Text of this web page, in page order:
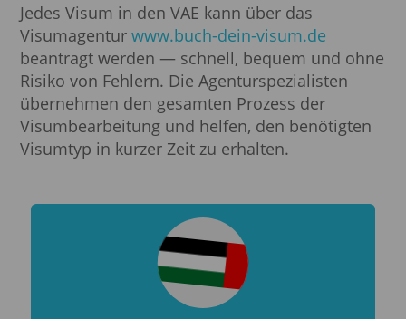
Jedes Visum in den VAE kann über das
Visumagentur www.buch-dein-visum.de
beantragt werden — schnell, bequem und ohne
Risiko von Fehlern. Die Agenturspezialisten
übernehmen den gesamten Prozess der
Visumbearbeitung und helfen, den benötigten
Visumtyp in kurzer Zeit zu erhalten.